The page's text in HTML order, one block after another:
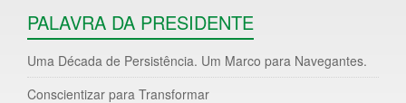
PALAVRA DA PRESIDENTE
Uma Década de Persistência. Um Marco para Navegantes.
Conscientizar para Transformar